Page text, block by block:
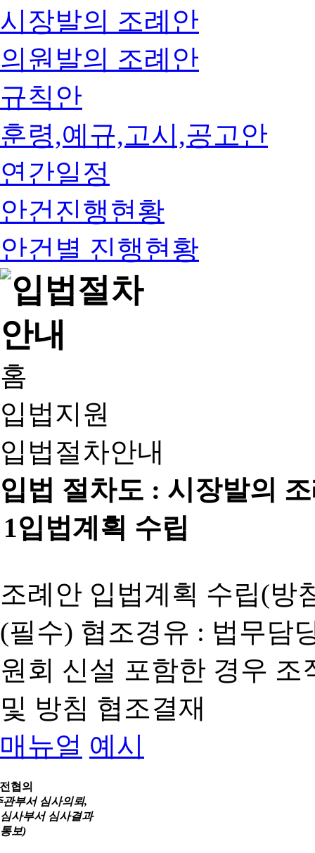
시장발의 조례안
의원발의 조례안
규칙안
훈령,예규,고시,공고안
연간일정
안건진행현황
안건별 진행현황
홈
입법지원
입법절차안내
입법 절차도 : 시장발의
1입법계획 수립
조례안 입법계획 수립(방
(필수) 협조경유 : 법무담
원회 신설 포함한 경우
및 방침 협조결재
매뉴얼 예시
협의
관부서 심사의뢰,
심사부서 심사결과
통보)